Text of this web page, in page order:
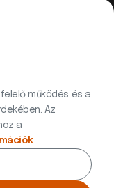
működés és a
Az
a